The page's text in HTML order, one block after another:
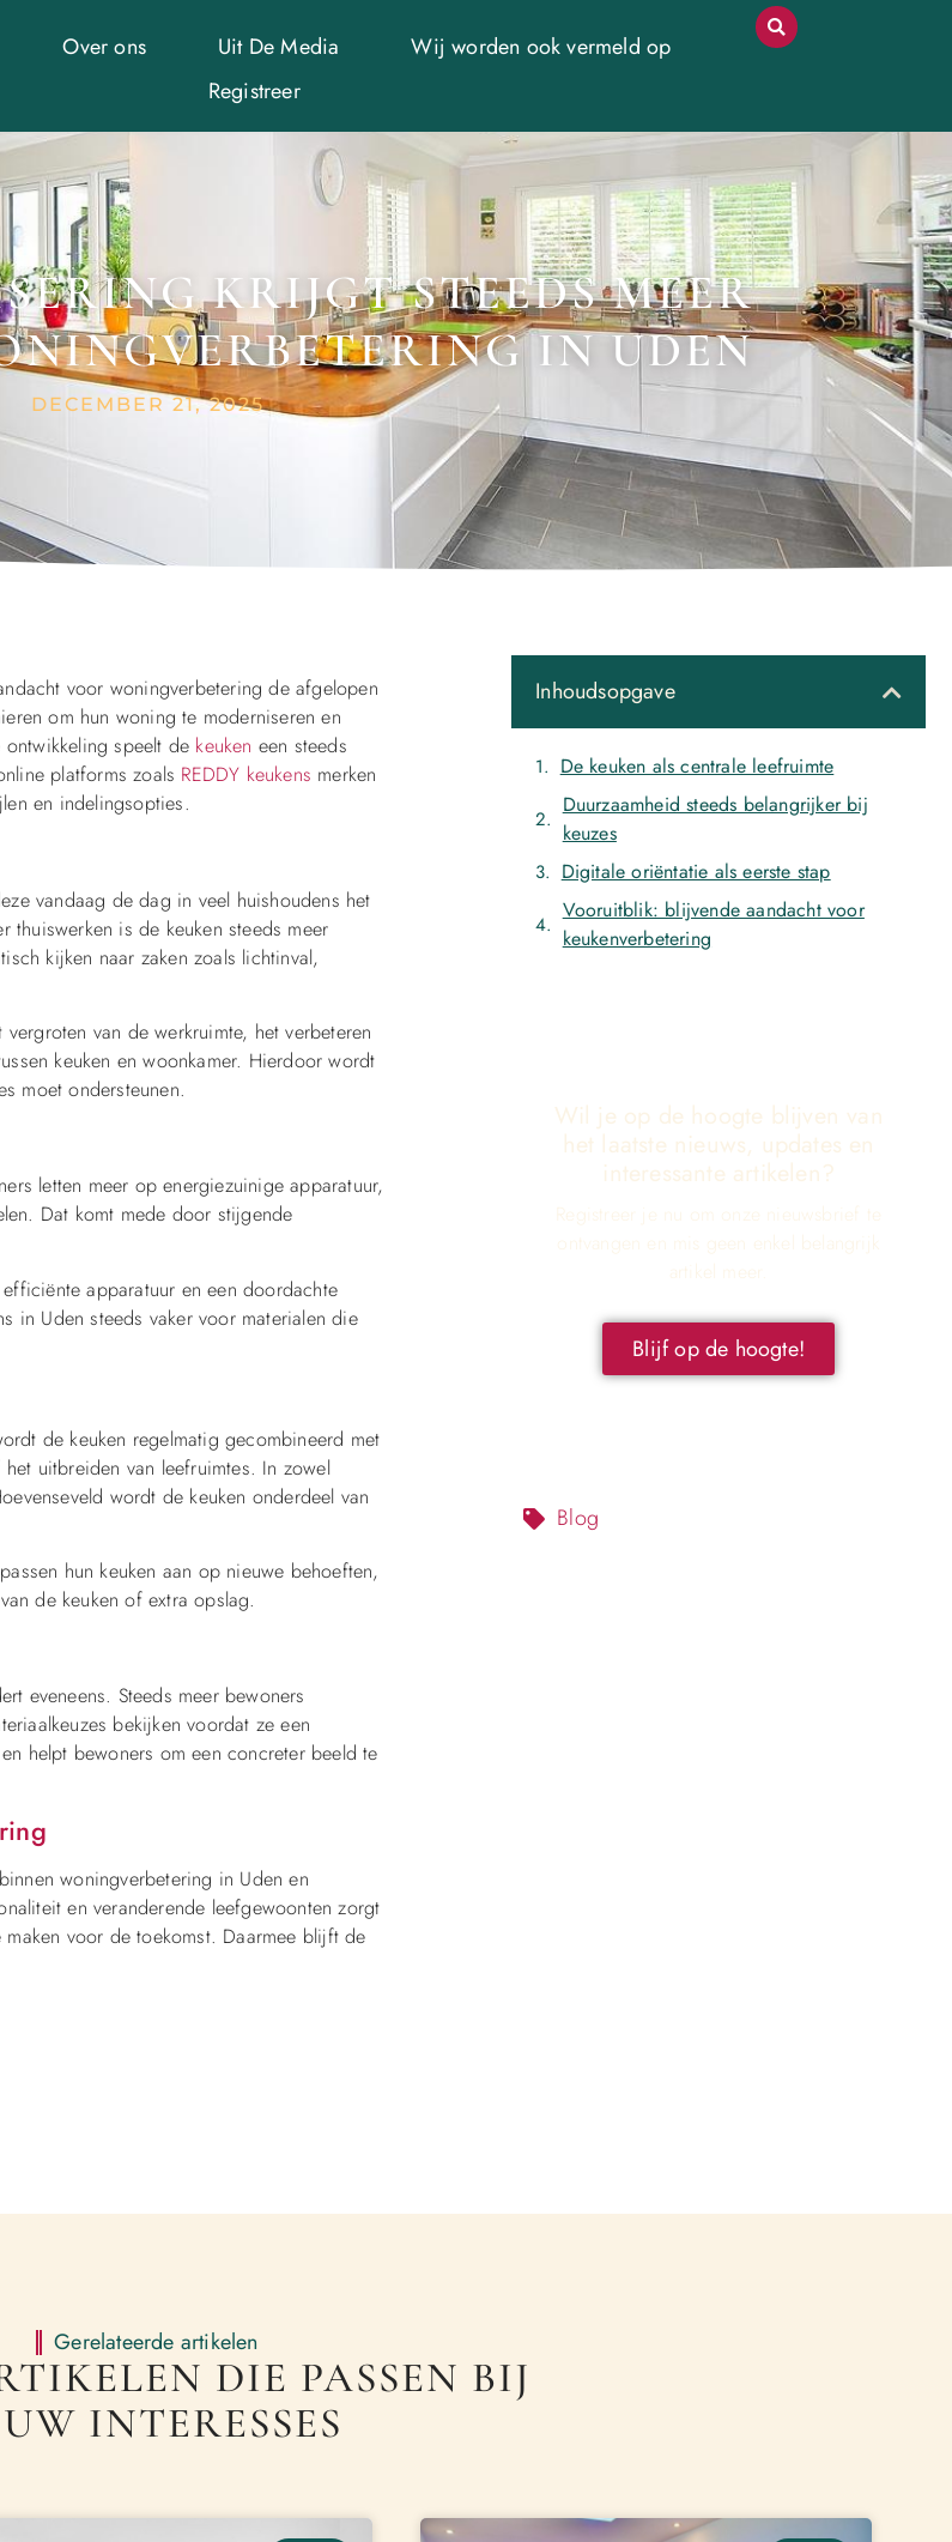
Over ons Uit De Media
Wij worden ook vermeld op
Registreer
KRIJGT STEEDS MEER
IN UDEN
DECEMBER 21, 2025
voor woningverbetering de afgelopen
om hun woning te moderniseren en
speelt de keuken een steeds
platforms zoals REDDY keukens merken
en indelingsopties.
vandaag de dag in veel huishoudens het
is de keuken steeds meer
kijken naar zaken zoals lichtinval,
van de werkruimte, het verbeteren
keuken en woonkamer. Hierdoor wordt
moet ondersteunen.
letten meer op energiezuinige apparatuur,
Dat komt mede door stijgende
apparatuur en een doordachte
in Uden steeds vaker voor materialen die
de keuken regelmatig gecombineerd met
uitbreiden van leefruimtes. In zowel
wordt de keuken onderdeel van
hun keuken aan op nieuwe behoeften,
de keuken of extra opslag.
eveneens. Steeds meer bewoners
bekijken voordat ze een
helpt bewoners om een concreter beeld te
woningverbetering in Uden en
en veranderende leefgewoonten zorgt
voor de toekomst. Daarmee blijft de
Inhoudsopgave
De keuken als centrale leefruimte
Duurzaamheid steeds belangrijker bij
keuzes
Digitale oriëntatie als eerste stap
Vooruitblik: blijvende aandacht voor
keukenverbetering
Wil je op de hoogte blijven van
het laatste nieuws, updates en
interessante artikelen?
Registreer je nu om onze nieuwsbrief te
ontvangen en mis geen enkel belangrijk
artikel meer.
Blijf op de hoogte!
Blog
Gerelateerde artikelen
DIE PASSEN BIJ
INTERESSES